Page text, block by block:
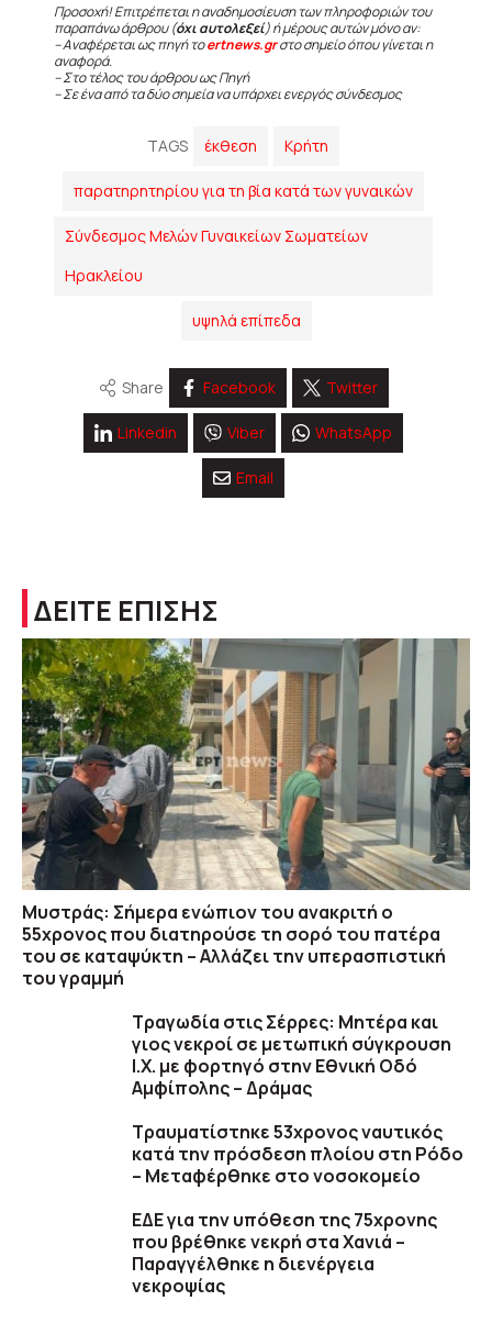
Προσοχή! Επιτρέπεται η αναδημοσίευση των πληροφοριών του
παραπάνω άρθρου (όχι αυτολεξεί) ή μέρους αυτών μόνο αν:
– Αναφέρεται ως πηγή τοertnews.grστο σημείο όπου γίνεται η
αναφορά.
– Στο τέλος του άρθρου ως Πηγή
– Σε ένα από τα δύο σημεία να υπάρχει ενεργός σύνδεσμος
TAGS έκθεση Κρήτη
παρατηρητηρίου για τη βία κατά των γυναικών
Σύνδεσμος Μελών Γυναικείων Σωματείων
Ηρακλείου
υψηλά επίπεδα
Share Facebook Twitter
Linkedin Viber WhatsApp
Email
ΔΕΙΤΕ ΕΠΙΣΗΣ
Μυστράς: Σήμερα ενώπιον του ανακριτή ο
55χρονος που διατηρούσε τη σορό του πατέρα
του σε καταψύκτη – Αλλάζει την υπερασπιστική
του γραμμή
Τραγωδία στις Σέρρες: Μητέρα και
γιος νεκροί σε μετωπική σύγκρουση
Ι.Χ. με φορτηγό στην Εθνική Οδό
Αμφίπολης – Δράμας
Τραυματίστηκε 53χρονος ναυτικός
κατά την πρόσδεση πλοίου στη Ρόδο
– Μεταφέρθηκε στο νοσοκομείο
ΕΔΕ για την υπόθεση της 75χρονης
που βρέθηκε νεκρή στα Χανιά –
Παραγγέλθηκε η διενέργεια
νεκροψίας